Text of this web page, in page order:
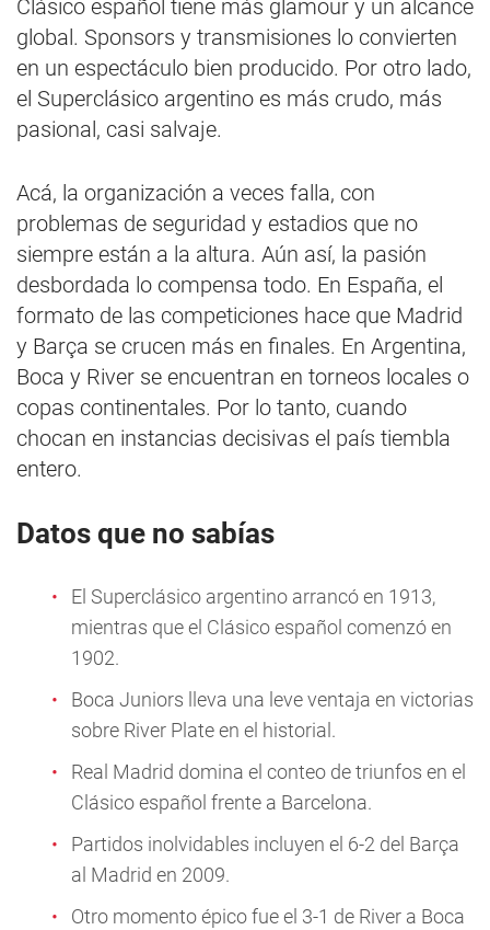
Clásico español tiene más glamour y un alcance
global. Sponsors y transmisiones lo convierten
en un espectáculo bien producido. Por otro lado,
el Superclásico argentino es más crudo, más
pasional, casi salvaje.
Acá, la organización a veces falla, con
problemas de seguridad y estadios que no
siempre están a la altura. Aún así, la pasión
desbordada lo compensa todo. En España, el
formato de las competiciones hace que Madrid
y Barça se crucen más en finales. En Argentina,
Boca y River se encuentran en torneos locales o
copas continentales. Por lo tanto, cuando
chocan en instancias decisivas el país tiembla
entero.
Datos que no sabías
El Superclásico argentino arrancó en 1913,
mientras que el Clásico español comenzó en
1902.
Boca Juniors lleva una leve ventaja en victorias
sobre River Plate en el historial.
Real Madrid domina el conteo de triunfos en el
Clásico español frente a Barcelona.
Partidos inolvidables incluyen el 6-2 del Barça
al Madrid en 2009.
Otro momento épico fue el 3-1 de River a Boca